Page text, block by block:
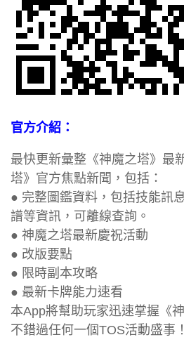
官方介紹：
最快更新彙整《神魔之塔》最
塔》官方焦點新聞，包括：
● 完整圖鑑資料，包括技能訊
譜等資訊，可離線查詢。
● 神魔之塔最新慶祝活動
● 改版要點
● 限時副本攻略
● 最新卡牌能力速看
本App將幫助玩家迅速掌握《
不錯過任何一個TOS活動盛事！